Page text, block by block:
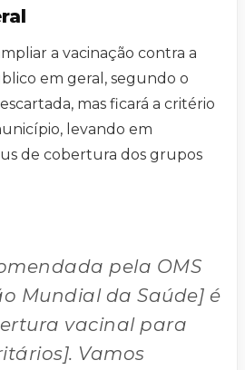
a vacinação contra a
em geral, segundo o
mas ficará a critério
levando em
de cobertura dos grupos
pela OMS
Mundial da Saúde] é
vacinal para
Vamos